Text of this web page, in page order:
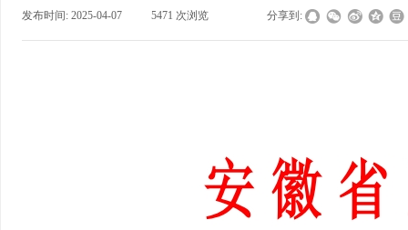
发布时间: 2025-04-07 5471 次浏览 分享到: